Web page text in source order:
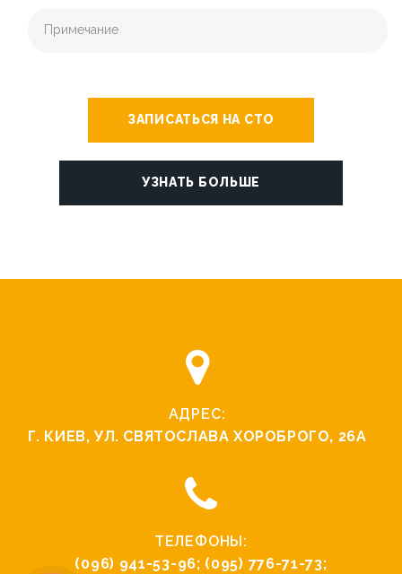
ЗАПИСАТЬСЯ НА СТО
УЗНАТЬ БОЛЬШЕ
АДРЕС:
Г. КИЕВ, УЛ. СВЯТОCЛАВА ХОРОБРОГО, 26А
ТЕЛЕФОНЫ:
(096) 941-53-96; (095) 776-71-73;